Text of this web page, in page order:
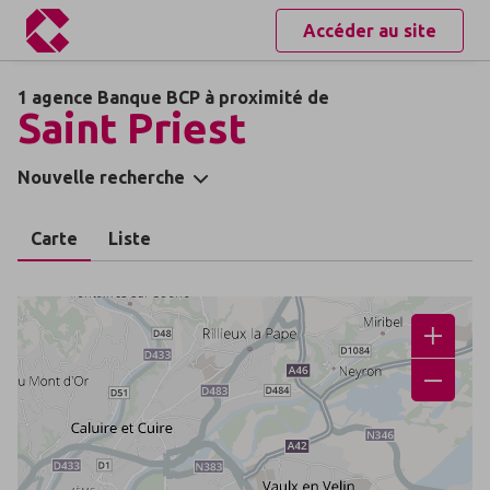
Accéder au site
1 agence Banque BCP à proximité de
Saint Priest
Nouvelle recherche
Carte Liste